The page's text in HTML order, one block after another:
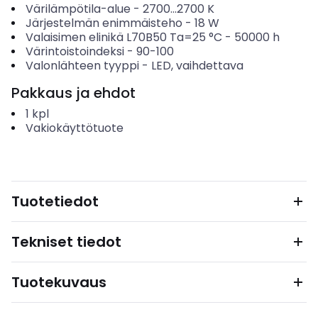
Värilämpötila-alue - 2700...2700 K
Järjestelmän enimmäisteho - 18 W
Valaisimen elinikä L70B50 Ta=25 °C - 50000 h
Värintoistoindeksi- 90-100
Valonlähteen tyyppi- LED, vaihdettava
Pakkaus ja ehdot
1 kpl
Vakiokäyttötuote
Tuotetiedot
Tekniset tiedot
Tuotekuvaus